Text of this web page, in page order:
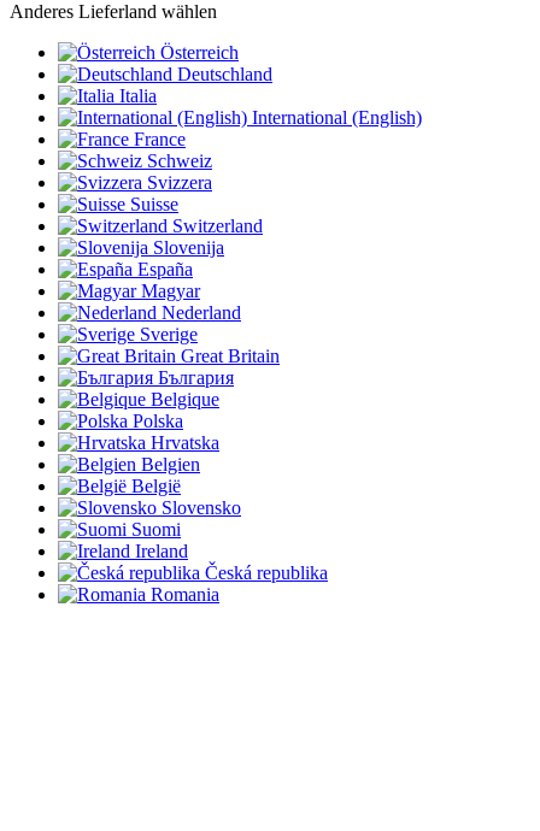
Anderes Lieferland wählen
Österreich
Deutschland
Italia
International (English)
France
Schweiz
Svizzera
Suisse
Switzerland
Slovenija
España
Magyar
Nederland
Sverige
Great Britain
България
Belgique
Polska
Hrvatska
Belgien
België
Slovensko
Suomi
Ireland
Česká republika
Romania